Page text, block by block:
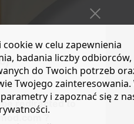
redirected to
?
w celu zapewnienia
badania liczby odbiorców,
do Twoich potrzeb
Twojego zainteresowania.
i zapoznać się z